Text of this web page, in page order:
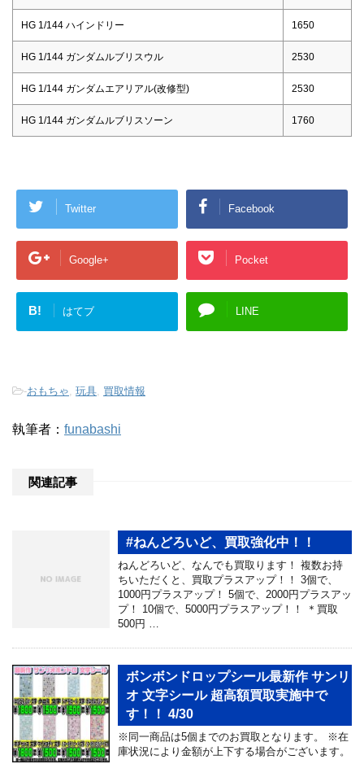
HG 1/144 ハインドリー 1650
HG 1/144 ガンダムルブリスウル 2530
HG 1/144 ガンダムエアリアル(改修型) 2530
HG 1/144 ガンダムルブリスソーン 1760
Twitter Facebook
Google+ Pocket
B! はてブ LINE
-おもちゃ 玩具 買取情報
執筆者： funabashi
関連記事
#ねんどろいど、買取強化中！！
ねんどろいど、なんでも買取ります！ 複数お持
ちいただくと、買取プラスアップ！！ 3個で、
1000円プラスアップ！ 5個で、2000円プラスアッ
プ！ 10個で、5000円プラスアップ！！ ＊買取
500円 …
ボンボンドロップシール最新作 サンリ
オ 文字シール 超高額買取実施中で
す！！ 4/30
※同一商品は5個までのお買取となります。 ※在
庫状況により金額が上下する場合がございます。